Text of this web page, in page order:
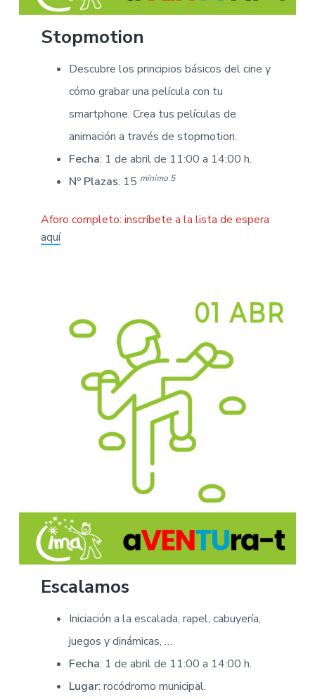
Stopmotion
Descubre los principios básicos del cine y
cómo grabar una película con tu
smartphone. Crea tus películas de
animación a través de stopmotion.
Fecha: 1 de abril de 11:00 a 14:00 h.
Nº Plazas: 15 mínimo 5
Aforo completo:inscríbete a la lista de espera
aquí
Escalamos
Iniciación a la escalada, rapel, cabuyería,
juegos y dinámicas, …
Fecha: 1 de abril de 11:00 a 14:00 h.
Lugar: rocódromo municipal.